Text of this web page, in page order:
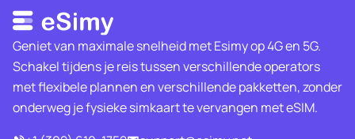
Geniet van maximale snelheid met Esimy op 4G en 5G.
Schakel tijdens je reis tussen verschillende operators
met flexibele plannen en verschillende pakketten, zonder
onderweg je fysieke simkaart te vervangen met eSIM.